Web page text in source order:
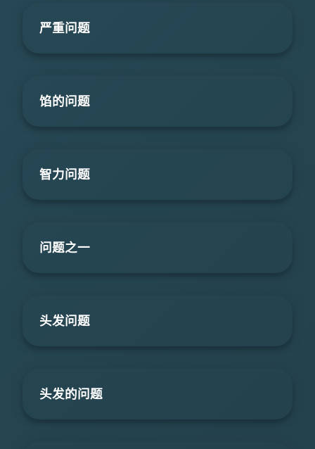
严重问题
馅的问题
智力问题
问题之一
头发问题
头发的问题